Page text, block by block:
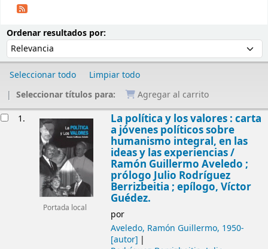
Ordenar resultados por:
Seleccionar todo
Limpiar todo
Seleccionar títulos para:
Agregar al carrito
1.
Portada local
La política y los valores : carta
a jóvenes políticos sobre
humanismo integral, en las
ideas y las experiencias/
Ramón Guillermo Aveledo ;
prólogo Julio Rodríguez
Berrizbeitia ; epílogo, Víctor
Guédez.
por
Aveledo, Ramón Guillermo, 1950-
[autor]